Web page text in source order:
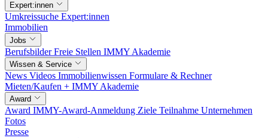
Expert:innen
Umkreissuche Expert:innen
Immobilien
Jobs
BerufsbilderFreie Stellen IMMY Akademie
Wissen & Service
News Videos Immobilienwissen Formulare & Rechner
Mieten/Kaufen + IMMY Akademie
Award
Award IMMY-Award-Anmeldung Ziele Teilnahme Unternehmen
Fotos
Presse